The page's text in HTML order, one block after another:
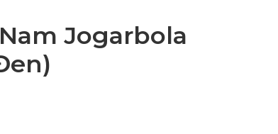
Jogarbola